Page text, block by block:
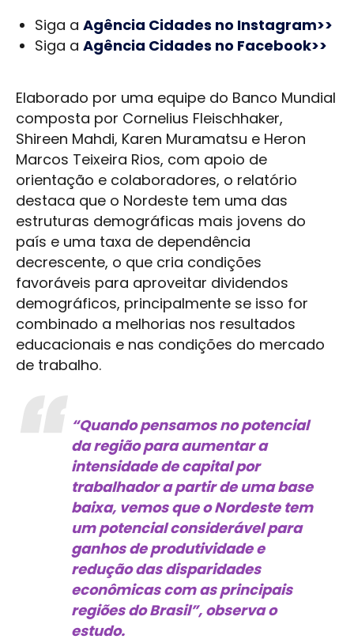
Siga a Agência Cidades no Instagram>>
Siga a Agência Cidades no Facebook>>
Elaborado por uma equipe do Banco Mundial
composta por Cornelius Fleischhaker,
Shireen Mahdi, Karen Muramatsu e Heron
Marcos Teixeira Rios, com apoio de
orientação e colaboradores, o relatório
destaca que o Nordeste tem uma das
estruturas demográficas mais jovens do
país e uma taxa de dependência
decrescente, o que cria condições
favoráveis para aproveitar dividendos
demográficos, principalmente se isso for
combinado a melhorias nos resultados
educacionais e nas condições do mercado
de trabalho.
“Quando pensamos no potencial
da região para aumentar a
intensidade de capital por
trabalhador a partir de uma base
baixa, vemos que o Nordeste tem
um potencial considerável para
ganhos de produtividade e
redução das disparidades
econômicas com as principais
regiões do Brasil”, observa o
estudo.